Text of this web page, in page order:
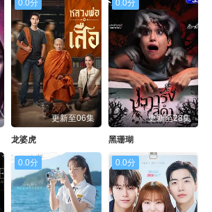
0.0分
更新至06集
龙婆虎
0.0分
更新至28集
黑珊瑚
0.0分 0.0分